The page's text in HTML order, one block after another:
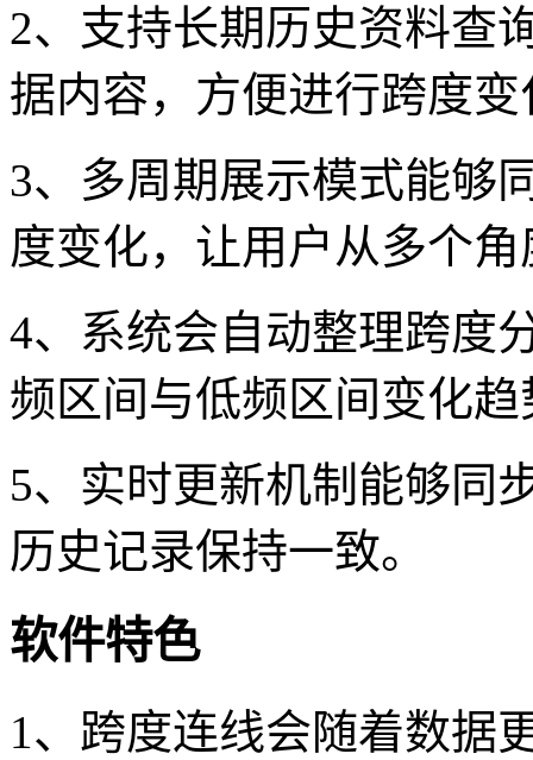
2、支持长期历史资料查
据内容，方便进行跨度
3、多周期展示模式能够
度变化，让用户从多个
4、系统会自动整理跨度
频区间与低频区间变化趋
5、实时更新机制能够同
历史记录保持一致。
软件特色
1、跨度连线会随着数据